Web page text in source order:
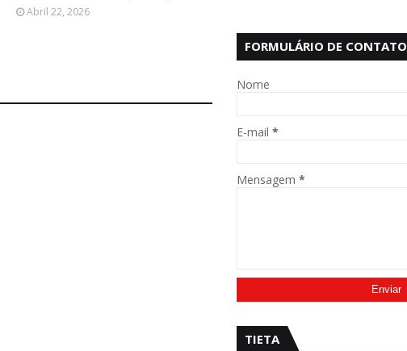
Abril 22, 2026
FORMULÁRIO DE CONTATO
Nome
E-mail *
Mensagem *
TIETA